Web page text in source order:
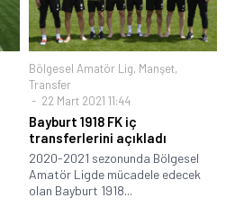
Bölgesel Amatör Lig, Manşet,
Transfer
22 Mart 2021 11:44
Bayburt 1918 FK iç
transferlerini açıkladı
2020-2021 sezonunda Bölgesel
Amatör Ligde mücadele edecek
olan Bayburt 1918...